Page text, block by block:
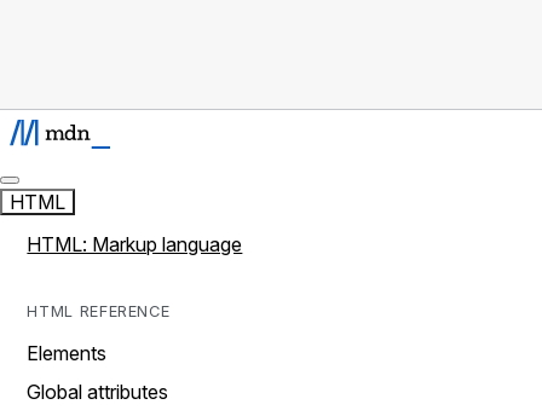
HTML
HTML: Markup language
HTML REFERENCE
Elements
Global attributes